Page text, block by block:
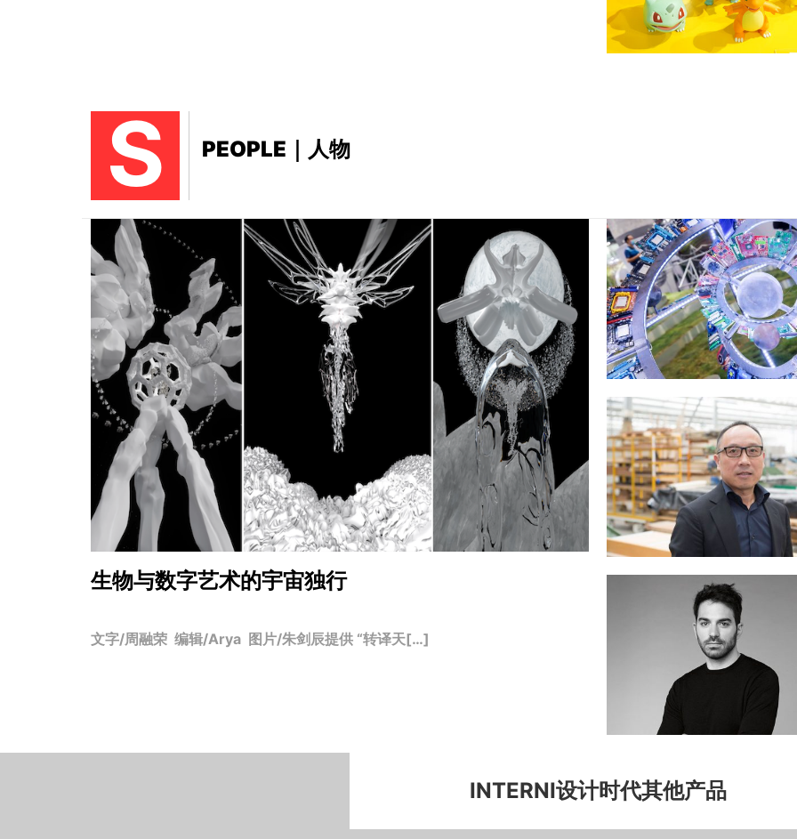
S PEOPLE｜人物
生物与数字艺术的宇宙独行
文字/周融荣 编辑/Arya 图片/朱剑辰提供 “转译天[…]
INTERNI设计时代其他产品